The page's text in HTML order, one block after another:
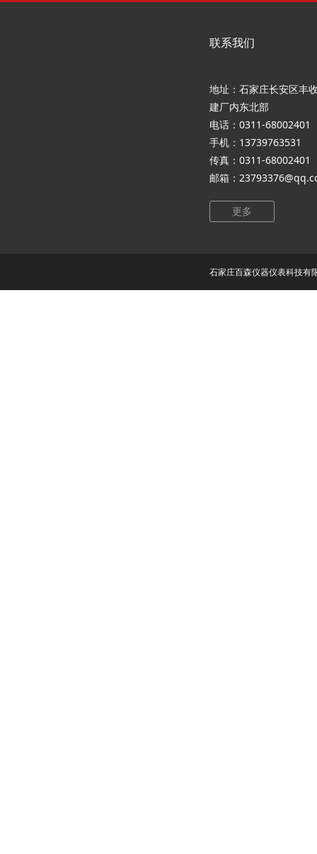
联系我们
地址：石家庄长安区丰
建厂内东北部
电话：0311-68002401
手机：13739763531
传真：0311-68002401
邮箱：
更多
石家庄百森仪器仪表科技